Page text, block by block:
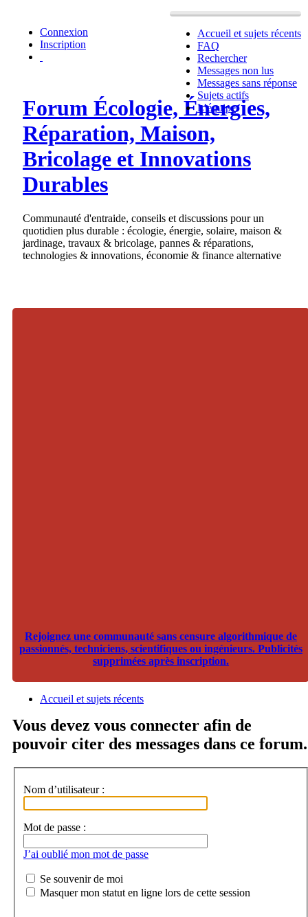
Accueil et sujets récents
FAQ
Rechercher
Messages non lus
Messages sans réponse
Sujets actifs
L’équipe
Connexion
Inscription
Forum Écologie, Énergies,
Réparation, Maison,
Bricolage et Innovations
Durables
Communauté d'entraide, conseils et discussions pour un
quotidien plus durable : écologie, énergie, solaire, maison &
jardinage, travaux & bricolage, pannes & réparations,
technologies & innovations, économie & finance alternative
Rejoignez une communauté sans censure algorithmique de
passionnés, techniciens, scientifiques ou ingénieurs. Publicités
supprimées après inscription.
Accueil et sujets récents
Vous devez vous connecter afin de
pouvoir citer des messages dans ce forum.
Nom d’utilisateur :
Mot de passe :
J’ai oublié mon mot de passe
Se souvenir de moi
Masquer mon statut en ligne lors de cette session